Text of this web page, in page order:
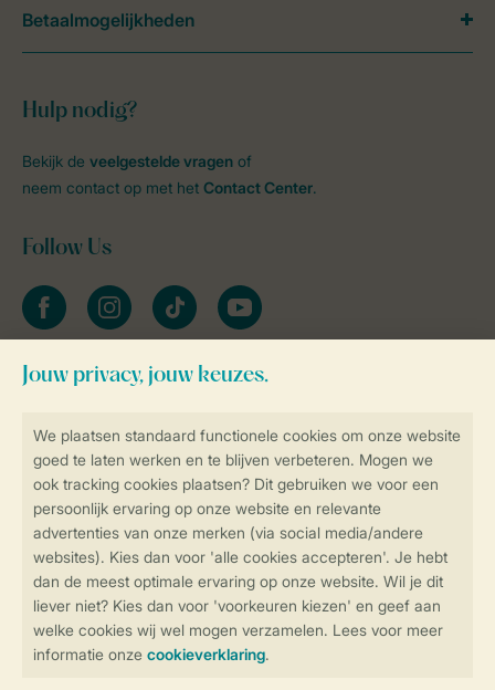
Controle over jouw gegevens &
Veilig en snel online boeken
Veilige gegevensoverdracht
Veilige betaling
Hulp nodig?
Bekijk de veelgestelde vragen of
neem contact op met het Contact Center.
Follow Us
facebookinstagramtiktok youtube
Blijf op de hoogte
Betaalmogelijkheden